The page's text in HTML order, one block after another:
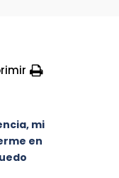
mi
en